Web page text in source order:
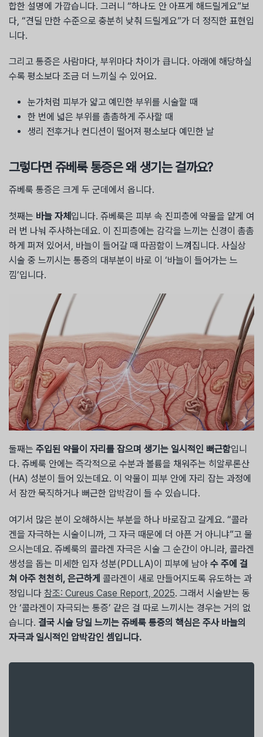
합한 설명에 가깝습니다. 그러니 “하나도 안 아프게 해드릴게요”보
다, “견딜 만한 수준으로 충분히 낮춰 드릴게요”가 더 정직한 표현입
니다.
그리고 통증은 사람마다, 부위마다 차이가 큽니다. 아래에 해당하실
수록 평소보다 조금 더 느끼실 수 있어요.
눈가처럼 피부가 얇고 예민한 부위를 시술할 때
한 번에 넓은 부위를 촘촘하게 주사할 때
생리 전후거나 컨디션이 떨어져 평소보다 예민한 날
그렇다면 쥬베룩 통증은 왜 생기는 걸까요?
쥬베룩 통증은 크게 두 군데에서 옵니다.
첫째는 바늘 자체 입니다. 쥬베룩은 피부 속 진피층에 약물을 얕게 여
러 번 나눠 주사하는데요. 이 진피층에는 감각을 느끼는 신경이 촘촘
하게 퍼져 있어서, 바늘이 들어갈 때 따끔함이 느껴집니다. 사실상
시술 중 느끼시는 통증의 대부분이 바로 이 ‘바늘이 들어가는 느
낌’입니다.
둘째는 주입된 약물이 자리를 잡으며 생기는 일시적인 뻐근함입니
다. 쥬베룩 안에는 즉각적으로 수분과 볼륨을 채워주는 히알루론산
(HA) 성분이 들어 있는데요. 이 약물이 피부 안에 자리 잡는 과정에
서 잠깐 묵직하거나 뻐근한 압박감이 들 수 있습니다.
여기서 많은 분이 오해하시는 부분을 하나 바로잡고 갈게요. “콜라
겐을 자극하는 시술이니까, 그 자극 때문에 더 아픈 거 아니냐”고 물
으시는데요. 쥬베룩의 콜라겐 자극은 시술 그 순간이 아니라, 콜라겐
생성을 돕는 미세한 입자 성분(PDLLA)이 피부에 남아 수 주에 걸
쳐 아주 천천히, 은근하게 콜라겐이 새로 만들어지도록 유도하는 과
정입니다 참조: Cureus Case Report, 2025. 그래서 시술받는 동
안 ‘콜라겐이 자극되는 통증’ 같은 걸 따로 느끼시는 경우는 거의 없
습니다. 결국 시술 당일 느끼는 쥬베룩 통증의 핵심은 주사 바늘의
자극과 일시적인 압박감인 셈입니다.